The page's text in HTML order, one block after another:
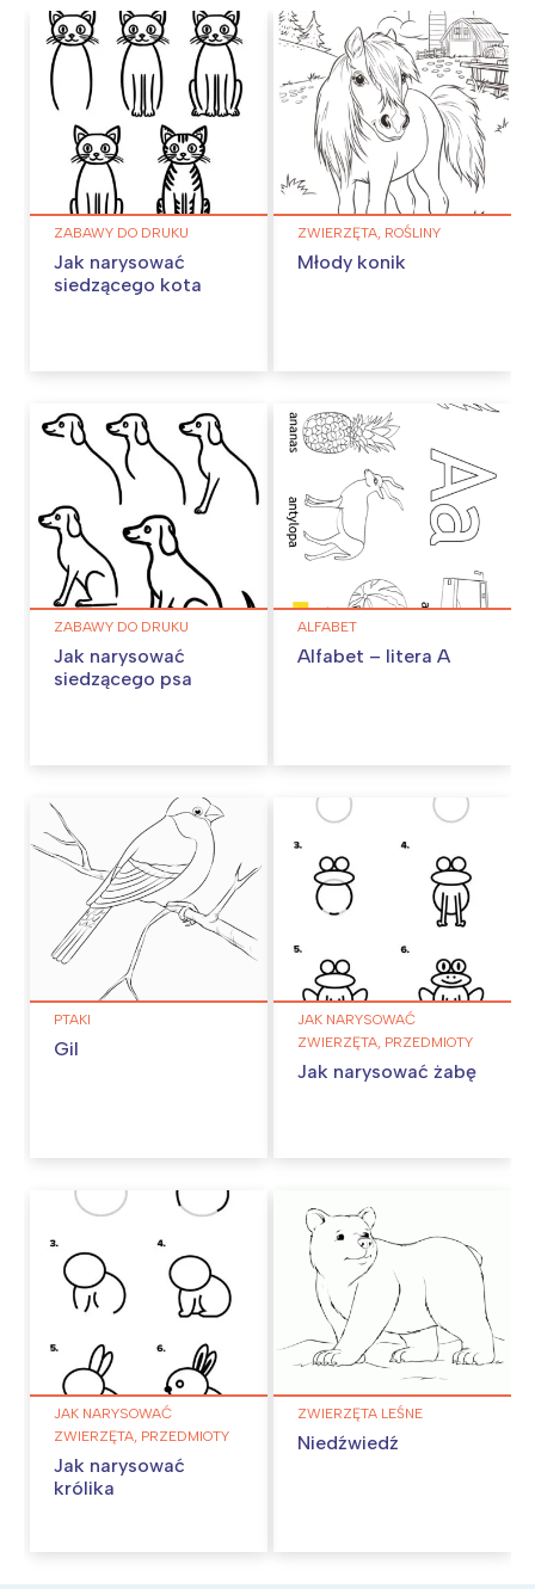
ZABAWY DO DRUKU
Jak narysować
siedzącego kota
ZWIERZĘTA, ROŚLINY
Młody konik
ZABAWY DO DRUKU
Jak narysować
siedzącego psa
ALFABET
Alfabet – litera A
PTAKI
Gil
JAK NARYSOWAĆ
ZWIERZĘTA, PRZEDMIOTY
Jak narysować żabę
JAK NARYSOWAĆ
ZWIERZĘTA, PRZEDMIOTY
Jak narysować
królika
ZWIERZĘTA LEŚNE
Niedźwiedź